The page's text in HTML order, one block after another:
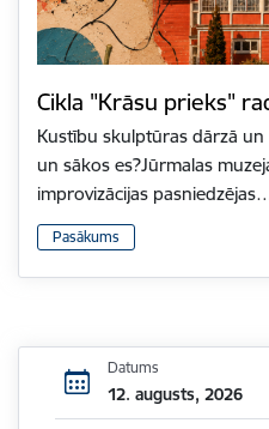
Cikla "Krāsu prieks"
Kustību skulptūras dārzā
un sākos es?Jūrmalas
improvizācijas
Pasākums
Datums
12. augusts, 2026